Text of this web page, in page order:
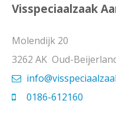
Visspeciaalzaak
Molendijk 20
3262 AK Oud-
0186-612160